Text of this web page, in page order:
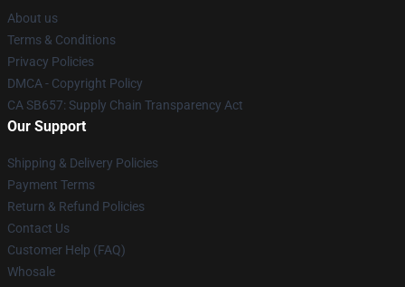
About us
Terms & Conditions
Privacy Policies
DMCA - Copyright Policy
CA SB657: Supply Chain Transparency Act
Our Support
Shipping & Delivery Policies
Payment Terms
Return & Refund Policies
Contact Us
Customer Help (FAQ)
Whosale